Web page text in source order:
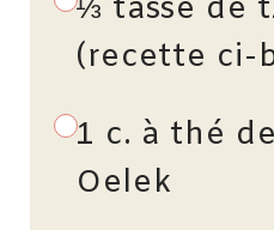
⅓ tasse de
(recette ci-
1 c. à thé
Oelek